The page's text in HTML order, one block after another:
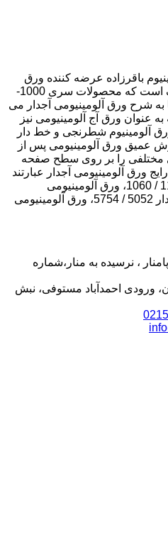
باقرزاده عرضه کننده ورق
آلومینیوم آجدار در مقیاس بزرگ است که محصولات سری 1000-
به شرح ورق آلومینیومی آجدار می
عنوان ورق آج آلومینیومی نیز
آلومینیوم شطرنجی و خط دار
عمیق ورق آلومینیومی پس از
مختلفی را بر روی سطح صفحه
ورق آلومینیومی آجدار عبارتند
از: صفحه آلومینیومی آجدار 1100 / 1060، ورق آلومینیومی
، نرسیده به منار،شماره
2 : آزادگان، ورودی احمدآباد مستوفی، نبش